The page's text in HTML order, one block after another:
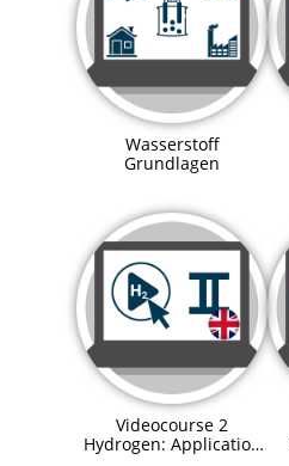
Wasserstoff
Grundlagen
Videocourse 2
Hydrogen: Application